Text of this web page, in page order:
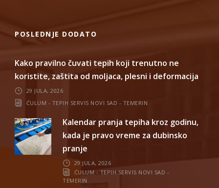
POSLEDNJE DODATO
Kako pravilno čuvati tepih koji trenutno ne
koristite, zaštita od moljaca, plesni i deformacija
29 JULA, 2026
ĆULUM - TEPIH SERVIS NOVI SAD - TEMERIN
Kalendar pranja tepiha kroz godinu,
kada je pravo vreme za dubinsko
pranje
29 JULA, 2026
ĆULUM - TEPIH SERVIS NOVI SAD -
TEMERIN